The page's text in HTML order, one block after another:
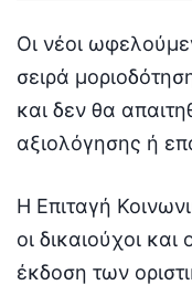
Οι νέοι
σειρά
και δεν θα
αξιολόγησης ή
Η Επιταγή
οι δικαιούχοι
έκδοση των